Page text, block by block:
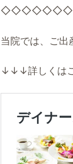
当院では、ご出
↓↓↓詳しくは